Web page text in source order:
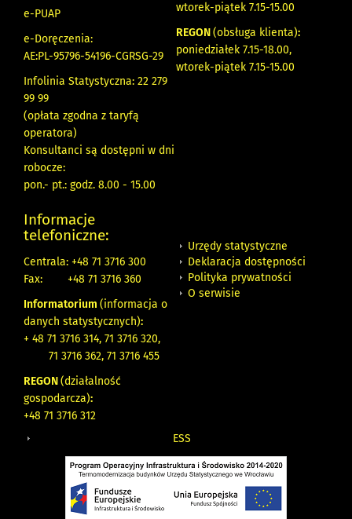
e-PUAP
e-Doręczenia:
AE:PL-95796-54196-CGRSG-29
Infolinia Statystyczna: 22 279
99 99
(opłata zgodna z taryfą
operatora)
Konsultanci są dostępni w dni
robocze:
pon.- pt.: godz. 8.00 - 15.00
wtorek-piątek 7.15-15.00
REGON(obsługa klienta):
poniedziałek 7.15-18.00,
wtorek-piątek 7.15-15.00
Informacje
telefoniczne:
Centrala: +48 71 3716 300
Fax:
+48 71 3716 360
Informatorium (informacja o
danych statystycznych):
+ 48 71 3716 314, 71 3716 320,
71 3716 362, 71 3716 455
REGON(działalność
gospodarcza):
+48 71 3716 312
Urzędy statystyczne
Deklaracja dostępności
Polityka prywatności
O serwisie
ESS